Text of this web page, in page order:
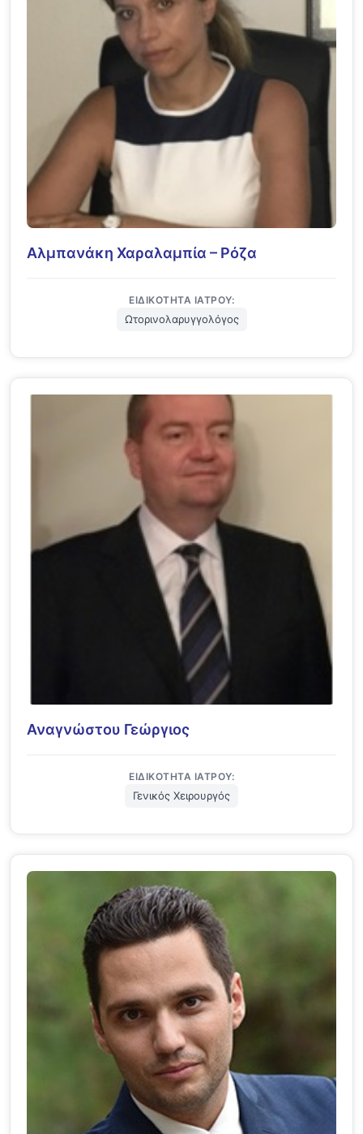
Αλμπανάκη Χαραλαμπία – Ρόζα
ΕΙΔΙΚΌΤΗΤΑ ΙΑΤΡΟΎ:
Ωτορινολαρυγγολόγος
Αναγνώστου Γεώργιος
ΕΙΔΙΚΌΤΗΤΑ ΙΑΤΡΟΎ:
Γενικός Χειρουργός